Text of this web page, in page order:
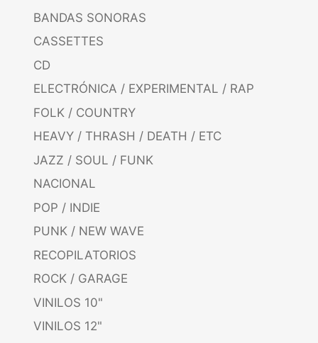
BANDAS SONORAS
CASSETTES
CD
ELECTRÓNICA / EXPERIMENTAL / RAP
FOLK / COUNTRY
HEAVY / THRASH / DEATH / ETC
JAZZ / SOUL / FUNK
NACIONAL
POP / INDIE
PUNK / NEW WAVE
RECOPILATORIOS
ROCK / GARAGE
VINILOS 10"
VINILOS 12"